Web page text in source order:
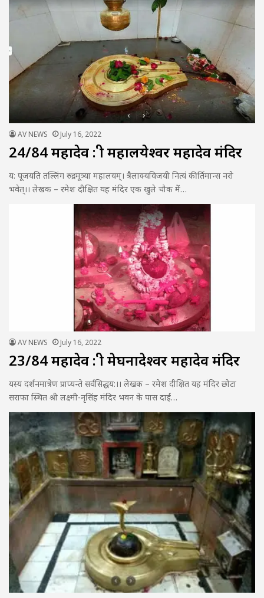
AV NEWS July 16, 2022
24/84 महादेव : श्री महालयेश्वर महादेव मंदिर
य: पूजयति तल्लिंग रुद्रमूत्र्या महालयम्। त्रैलाक्यविजयी नित्यं कीर्तिमान्स नरो
भवेत्।। लेखक – रमेश दीक्षित यह मंदिर एक खुले चौक में…
AV NEWS July 16, 2022
23/84 महादेव : श्री मेघनादेश्वर महादेव मंदिर
यस्य दर्शनमात्रेण प्राप्यन्ते सर्वसिद्धय:।। लेखक – रमेश दीक्षित यह मंदिर छोटा
सराफा स्थित श्री लक्ष्मी-नृसिंह मंदिर भवन के पास दाईं…